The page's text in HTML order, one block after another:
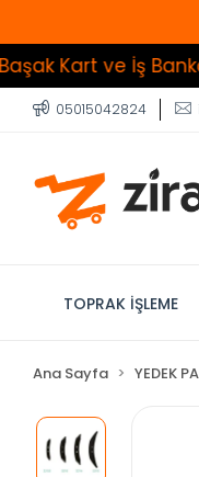
İş Bankası İmece
05015042824
TOPRAK İŞLEME
Ana Sayfa YEDEK